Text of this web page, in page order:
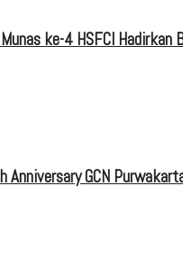
ke-4 HSFCI Hadirkan
Anniversary GCN